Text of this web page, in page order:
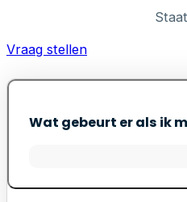
Vraag stellen
Wat gebeurt er als ik